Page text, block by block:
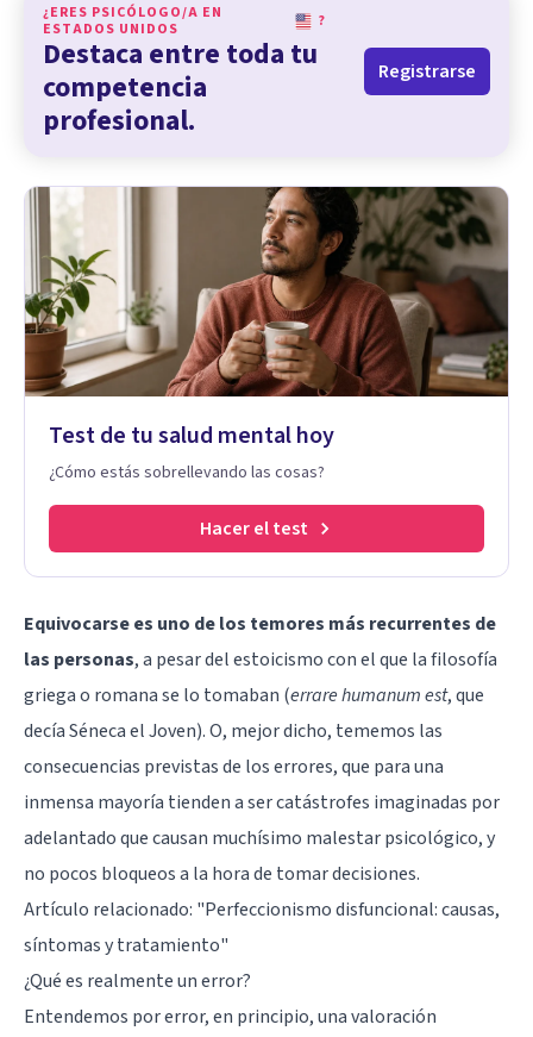
¿ERES PSICÓLOGO/A EN
ESTADOS UNIDOS
?
Destaca entre toda tu
competencia
profesional.
Registrarse
Test de tu salud mental hoy
¿Cómo estás sobrellevando las cosas?
Hacer el test
Equivocarse es uno de los temores más recurrentes de
las personas, a pesar del estoicismo con el que la filosofía
griega o romana se lo tomaban (errare humanum est, que
decía Séneca el Joven). O, mejor dicho, tememos las
consecuencias previstas de los errores, que para una
inmensa mayoría tienden a ser catástrofes imaginadas por
adelantado que causan muchísimo malestar psicológico, y
no pocos bloqueos a la hora de tomar decisiones.
Artículo relacionado: "Perfeccionismo disfuncional: causas,
síntomas y tratamiento"
¿Qué es realmente un error?
Entendemos por error, en principio, una valoración